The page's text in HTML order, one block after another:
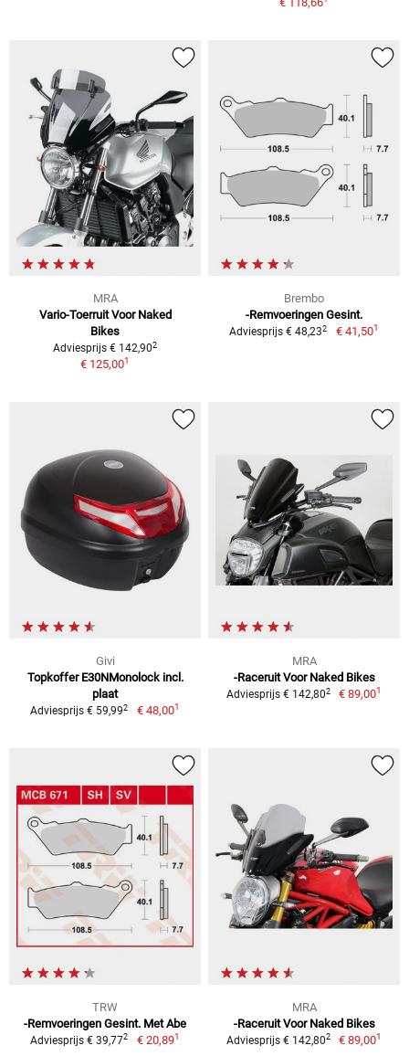
MRA
Vario-Toerruit Voor Naked
Bikes
Adviesprijs € 142,902
€ 125,001
Brembo
-Remvoeringen Gesint.
Adviesprijs € 48,232 € 41,501
Givi
Topkoffer E30NMonolock incl.
plaat
Adviesprijs € 59,992 € 48,001
MRA
-Raceruit Voor Naked Bikes
Adviesprijs € 142,802 € 89,001
TRW
-Remvoeringen Gesint. Met Abe
Adviesprijs € 39,772 € 20,891
MRA
-Raceruit Voor Naked Bikes
Adviesprijs € 142,802 € 89,001